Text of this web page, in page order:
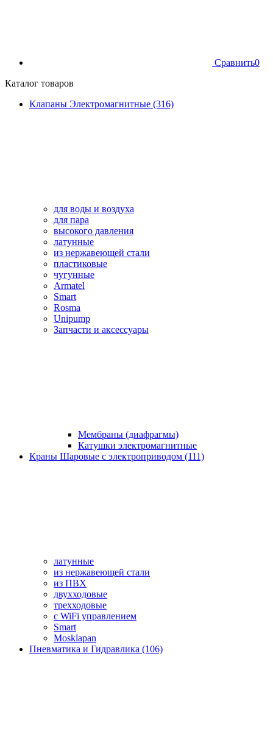
Сравнить0
Каталог товаров
Клапаны Электромагнитные (316)
для воды и воздуха
для пара
высокого давления
латунные
из нержавеющей стали
пластиковые
чугунные
Armatel
Smart
Rosma
Unipump
Запчасти и аксессуары
Мембраны (диафрагмы)
Катушки электромагнитные
Краны Шаровые с электроприводом (111)
латунные
из нержавеющей стали
из ПВХ
двухходовые
трехходовые
с WiFi управлением
Smart
Mosklapan
Пневматика и Гидравлика (106)